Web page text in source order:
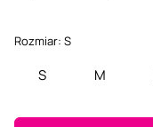
Rozmiar: S
S M